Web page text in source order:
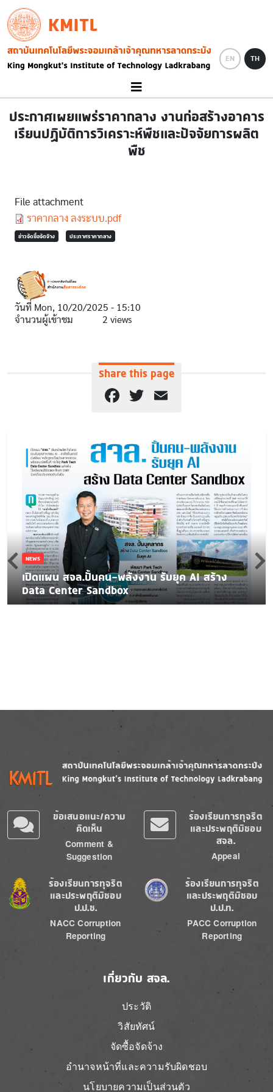
Skip to main content
KMITL
Image
EN TH
ประกาศเผยแพร่ราคากลาง งานก่อสร้างอาคาร
เรียนปฏิบัติการวิเคราะห์พืชและปัจจัยการผลิต
พืช
File attachment
Document
ราคากลาง ลงระบบ.pdf
ข่าวจัดซื้อจัดจ้าง ประกาศราคากลาง
วันที่ Mon, 10/20/2025 - 15:10
จำนวนผู้เข้าชม
2 views
Share this page
Facebook
Twitter
NEWS
เปิดแผน สจล.ปั้นคน-พลังงาน รับยุค AI สร้าง
Data Center Sandbox
Image
ข้อเสนอแนะ/ความ
คิดเห็น
Comment &
Suggestion
ร้องเรียนการทุจริต
และประพฤติมิชอบ
สจล.
Appeal
Image
ร้องเรียนการทุจริต
และประพฤติมิชอบ
ป.ป.ช.
NACC Corruption
Reporting
Image
ร้องเรียนการทุจริต
และประพฤติมิชอบ
ป.ป.ท.
PACC Corruption
Reporting
เกี่ยวกับ สจล.
ประวัติ
วิสัยทัศน์
จัดซื้อจัดจ้าง
อำนาจหน้าที่และความรับผิดชอบ
นโยบายความเป็นส่วนตัว